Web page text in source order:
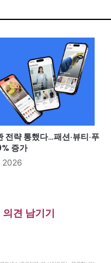
전략 통했다…패션·뷰티·푸
증가
2026
의견 남기기